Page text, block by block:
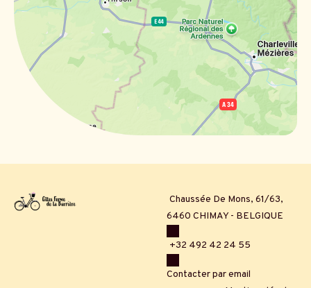
Chaussée De Mons, 61/63,
6460 CHIMAY - BELGIQUE
+32 492 42 24 55
Contacter par email